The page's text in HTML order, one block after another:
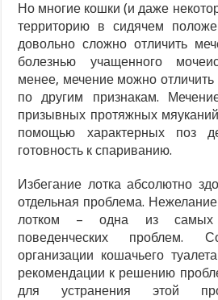
Но многие кошки (и даже
территорию в сидячем
довольно сложно отличить
болезнью учащенного
менее, мечение можно отличить
по другим признакам.
призывных протяжных
помощью характерных поз
готовность к спариванию.
Избегание лотка абсолютно
отдельная проблема.
лотком – одна из самых
поведенческих проблем.
организации кошачьего
рекомендации к решению
для устранения этой